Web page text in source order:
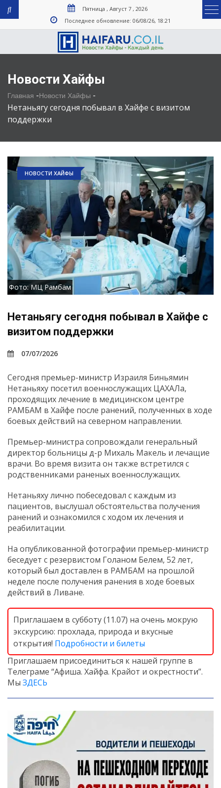
Пятница , Август 7 , 2026
Последнее обновление: 06/08/26, 18:21
Новости Хайфы
Главная -Новости Хайфы -
Нетаньягу сегодня побывал в Хайфе с визитом
поддержки
НОВОСТИ ХАЙФЫ
Фото: МЦ Рамбам
Нетаньягу сегодня побывал в Хайфе с
визитом поддержки
07/07/2026
Сегодня премьер-министр Израиля Биньямин
Нетаньяху посетил военнослужащих ЦАХАЛа,
проходящих лечение в медицинском центре
РАМБАМ в Хайфе после ранений, полученных в ходе
боевых действий на северном направлении.
Премьер-министра сопровождали генеральный
директор больницы д-р Михаль Макель и лечащие
врачи. Во время визита он также встретился с
родственниками раненых военнослужащих.
Нетаньяху лично побеседовал с каждым из
пациентов, выслушал обстоятельства получения
ранений и ознакомился с ходом их лечения и
реабилитации.
На опубликованной фотографии премьер-министр
беседует с резервистом Голаном Белем, 52 лет,
который был доставлен в РАМБАМ на прошлой
неделе после получения ранения в ходе боевых
действий в Ливане.
Приглашаем в субботу (11.07) на очень мокрую
экскурсию: прохлада, природа и вкусные
открытия! Подробности и билеты
Приглашаем присоединиться к нашей группе в
Телеграме “Афиша. Хайфа. Крайот и окрестности”.
Мы ЗДЕСЬ